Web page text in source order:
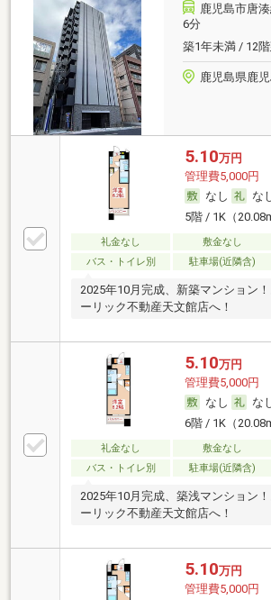
鹿児島市唐
6分
築1年未満 / 12
鹿児島県鹿
5.10万円
管理費5,000円
なし
な
5階 / 1K（
礼金なし 敷金なし
バス・トイレ別
駐車場(近隣含)
2025年10月完成、新築マンション
ーリック不動産天文館店へ！
5.10万円
管理費5,000円
なし
な
6階 / 1K（
礼金なし 敷金なし
バス・トイレ別
駐車場(近隣含)
2025年10月完成、築浅マンション
ーリック不動産天文館店へ！
5.10万円
管理費5,000円